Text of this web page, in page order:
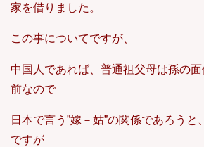
家を借りました。
この事についてですが、
中国人であれば、普通祖父母は孫の
前なので
日本で言う”嫁－姑”の関係であろうと
ですが